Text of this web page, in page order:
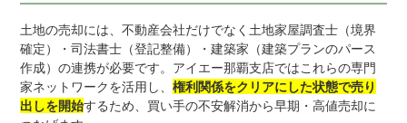
土地の売却には、不動産会社だけでなく土地家屋調査士（境界
確定）・司法書士（登記整備）・建築家（建築プランのパース
作成）の連携が必要です。アイエー那覇支店ではこれらの専門
家ネットワークを活用し、権利関係をクリアにした状態で売り
出しを開始するため、買い手の不安解消から早期・高値売却に